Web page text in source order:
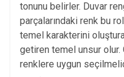
tonunu belirler. Duvar
parçalarındaki renk bu
temel karakterini
getiren temel unsur olur.
renklere uygun